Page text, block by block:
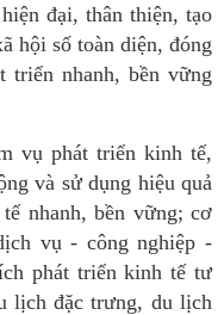
đại, thân thiện, tạo
hội số toàn diện, đóng
triển nhanh, bền vững
vụ phát triển kinh tế,
và sử dụng hiệu quả
nhanh, bền vững; cơ
vụ - công nghiệp -
phát triển kinh tế tư
lịch đặc trưng, du lịch